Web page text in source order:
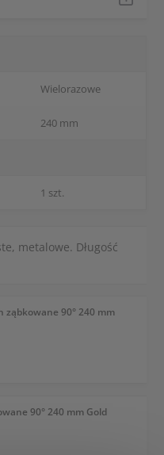
ząbkowane 90° 240 mm
90° 240 mm Gold
Wielorazowe
240 mm
1 szt.
metalowe. Długość